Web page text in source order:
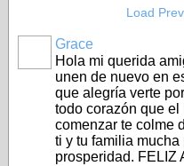
Load
Grace
Hola mi querida
unen de nuevo en
que alegría verte
todo corazón que
comenzar te colme
ti y tu familia
prosperidad. FELIZ